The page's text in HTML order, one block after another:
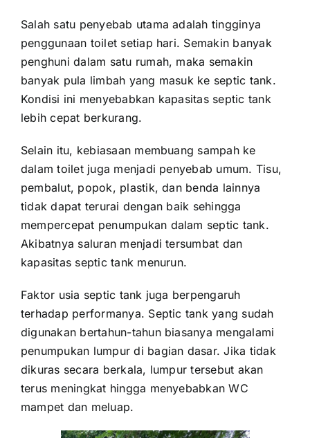
Salah satu penyebab utama adalah tingginya
penggunaan toilet setiap hari. Semakin banyak
penghuni dalam satu rumah, maka semakin
banyak pula limbah yang masuk ke septic tank.
Kondisi ini menyebabkan kapasitas septic tank
lebih cepat berkurang.
Selain itu, kebiasaan membuang sampah ke
dalam toilet juga menjadi penyebab umum. Tisu,
pembalut, popok, plastik, dan benda lainnya
tidak dapat terurai dengan baik sehingga
mempercepat penumpukan dalam septic tank.
Akibatnya saluran menjadi tersumbat dan
kapasitas septic tank menurun.
Faktor usia septic tank juga berpengaruh
terhadap performanya. Septic tank yang sudah
digunakan bertahun-tahun biasanya mengalami
penumpukan lumpur di bagian dasar. Jika tidak
dikuras secara berkala, lumpur tersebut akan
terus meningkat hingga menyebabkan WC
mampet dan meluap.